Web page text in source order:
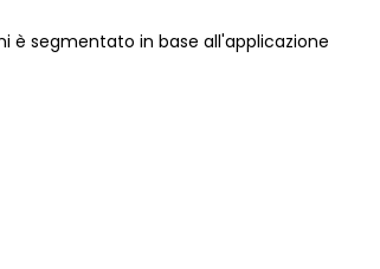
è segmentato in base all'applicazione